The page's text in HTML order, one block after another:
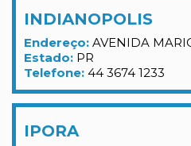
INDIANOPOLIS
Endereço: AVENIDA
Estado: PR
Telefone: 44 3674 1233
IPORA